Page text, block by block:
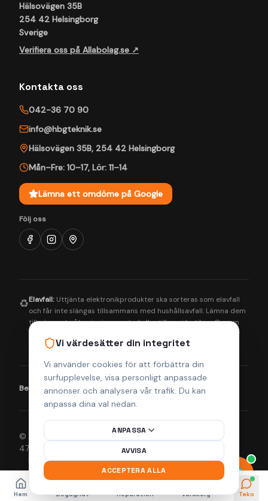
Vi värdesätter din integritet
Vi använder cookies för att förbättra din
surfupplevelse, visa personligt anpassade
annonser och analysera vår trafik. Du kan
anpassa dina val nedan.
ANPASSA
AVVISA
ACCEPTERA ALLA
Hälsovägen 35B
254 42 Helsingborg
Sverige
Verifiera oss på Allabolag.se ↗
Kontakta oss
042-36 70 90
info@hbgteknik.se
Hälsovägen 35B, 254 42 Helsingborg
Mån–Fre: 10–17, Lör: 11–14
Lämna ett omdöme på Google
Följ oss
♻️Elavfall: Uttjänta elektronikprodukter ska sorteras som elavfall
och får inte slängas tillsammans med hushållsavfall. Lämna dem
till närmaste återvinningscentral eller till oss i butiken. Genom
korrekt hantering bidrar du till en bättre miljö och säkerställer
att farliga ämnen tas om hand på rätt sätt.
Betalningsmetoder: Visa Mastercard Klarna
© 2026 Helsingborgs Teknikcenter AB (Org.nr 556943-
4755). Alla rättigheter förbehållna.
IntegritetspolicyKöpvillkorReturpolicyFrakt & Leverans
Hem Begagnat Reparation Varukorg Teko